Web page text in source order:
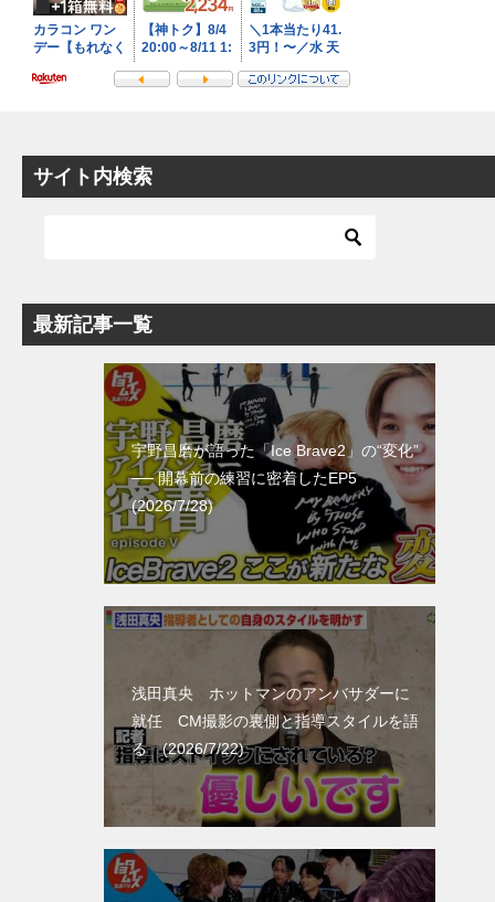
サイト内検索
最新記事一覧
宇野昌磨が語った「Ice Brave2」の“変化”
── 開幕前の練習に密着したEP5
(2026/7/28)
浅田真央 ホットマンのアンバサダーに
就任 CM撮影の裏側と指導スタイルを語
る (2026/7/22)